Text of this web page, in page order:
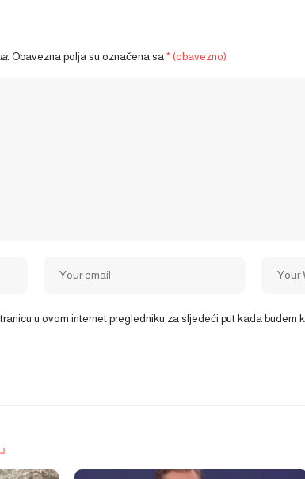
Obavezna polja su označena sa * (obavezno)
u ovom internet pregledniku za sljedeći put kada budem